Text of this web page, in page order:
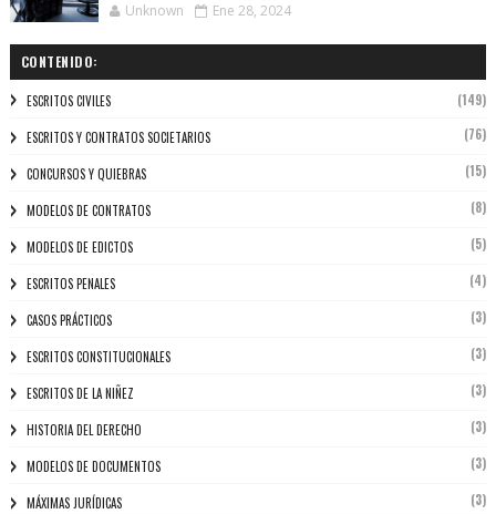
Unknown Ene 28, 2024
CONTENIDO:
ESCRITOS CIVILES (149)
ESCRITOS Y CONTRATOS SOCIETARIOS (76)
CONCURSOS Y QUIEBRAS (15)
MODELOS DE CONTRATOS (8)
MODELOS DE EDICTOS (5)
ESCRITOS PENALES (4)
CASOS PRÁCTICOS (3)
ESCRITOS CONSTITUCIONALES (3)
ESCRITOS DE LA NIÑEZ (3)
HISTORIA DEL DERECHO (3)
MODELOS DE DOCUMENTOS (3)
MÁXIMAS JURÍDICAS (3)